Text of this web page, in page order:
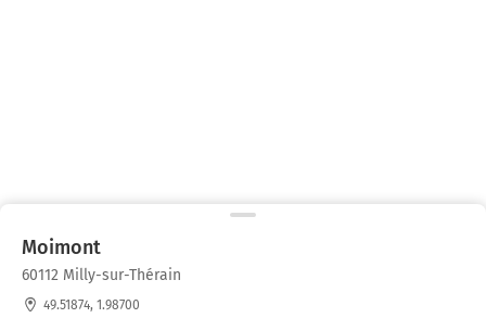
Moimont
60112 Milly-sur-Thérain
49.51874, 1.98700